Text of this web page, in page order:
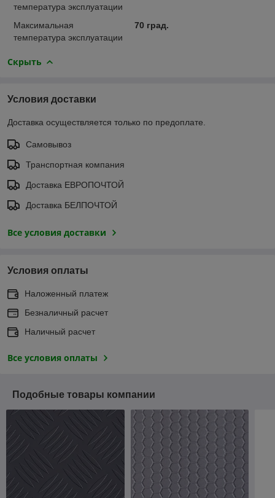
температура эксплуатации
Максимальная
температура эксплуатации
70 град.
Скрыть
Условия доставки
Доставка осуществляется только по предоплате.
Самовывоз
Транспортная компания
Доставка ЕВРОПОЧТОЙ
Доставка БЕЛПОЧТОЙ
Все условия доставки
Условия оплаты
Наложенный платеж
Безналичный расчет
Наличный расчет
Все условия оплаты
Подобные товары компании